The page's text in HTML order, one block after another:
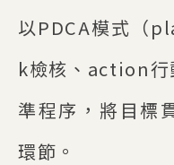
以PDCA模式（
k檢核、action行
準程序，將目標
環節。